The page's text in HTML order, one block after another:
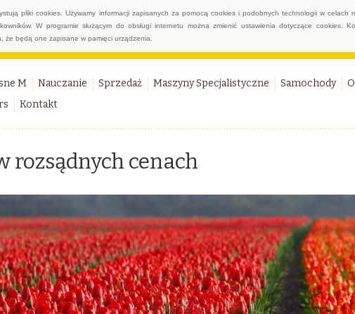
pliki cookies. Używamy informacji zapisanych za pomocą cookies i podobnych technologii w
W programie służącym do obsługi internetu można zmienić ustawienia dotyczące cookies.
że będą one zapisane w pamięci urządzenia.
M Nauczanie Sprzedaż Maszyny Specjalistyczne Samochody
Kontakt
rozsądnych cenach